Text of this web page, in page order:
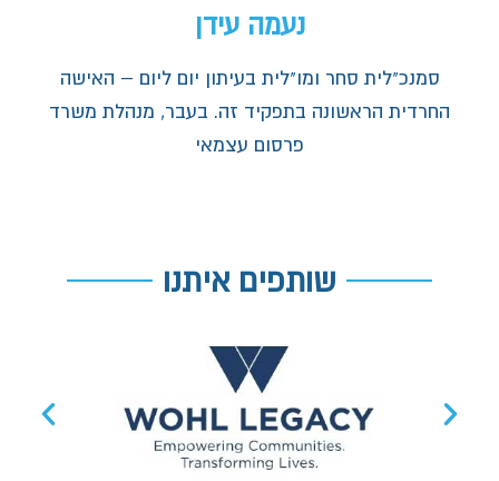
נעמה עידן
סמנכ"לית סחר ומו"לית בעיתון יום ליום – האישה
החרדית הראשונה בתפקיד זה. בעבר, מנהלת משרד
פרסום עצמאי
שותפים איתנו